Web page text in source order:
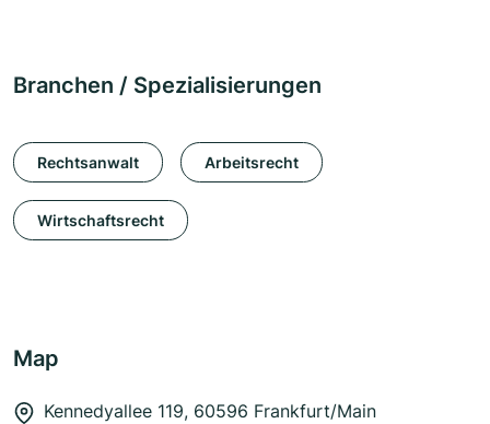
Branchen / Spezialisierungen
Rechtsanwalt Arbeitsrecht
Wirtschaftsrecht
Map
Kennedyallee 119, 60596 Frankfurt/Main